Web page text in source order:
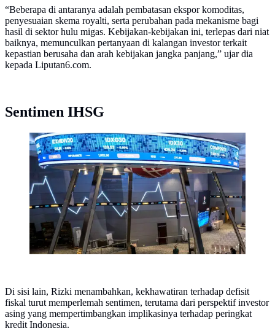
“Beberapa di antaranya adalah pembatasan ekspor komoditas,
penyesuaian skema royalti, serta perubahan pada mekanisme bagi
hasil di sektor hulu migas. Kebijakan-kebijakan ini, terlepas dari niat
baiknya, memunculkan pertanyaan di kalangan investor terkait
kepastian berusaha dan arah kebijakan jangka panjang,” ujar dia
kepada Liputan6.com.
Sentimen IHSG
Layar monitor menunjukkan pergerakan pasar saham di
lantai Bursa Efek Indonesia. (BAY ISMOYO/AFP)
Di sisi lain, Rizki menambahkan, kekhawatiran terhadap defisit
fiskal turut memperlemah sentimen, terutama dari perspektif investor
asing yang mempertimbangkan implikasinya terhadap peringkat
kredit Indonesia.